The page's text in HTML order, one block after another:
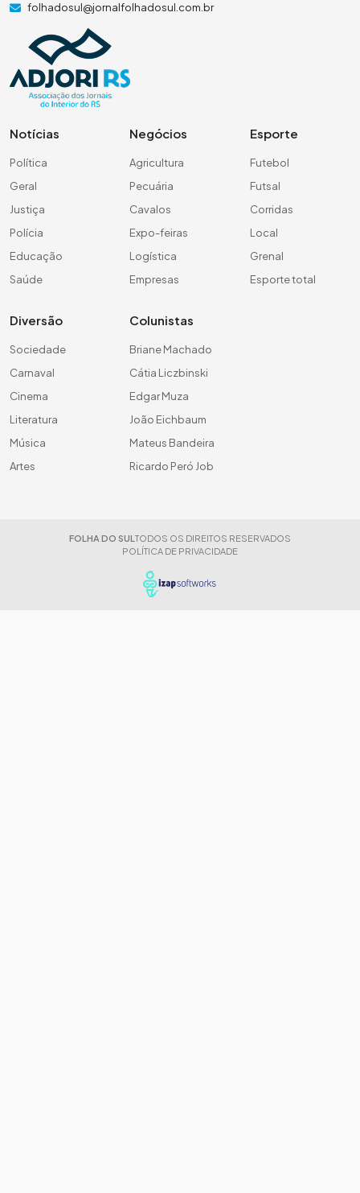
folhadosul@jornalfolhadosul.com.br
Notícias
Política
Geral
Justiça
Polícia
Educação
Saúde
Negócios
Agricultura
Pecuária
Cavalos
Expo-feiras
Logística
Empresas
Esporte
Futebol
Futsal
Corridas
Local
Grenal
Esporte total
Diversão
Sociedade
Carnaval
Cinema
Literatura
Música
Artes
Colunistas
Briane Machado
Cátia Liczbinski
Edgar Muza
João Eichbaum
Mateus Bandeira
Ricardo Peró Job
FOLHA DO SUL TODOS OS DIREITOS RESERVADOS
POLÍTICA DE PRIVACIDADE